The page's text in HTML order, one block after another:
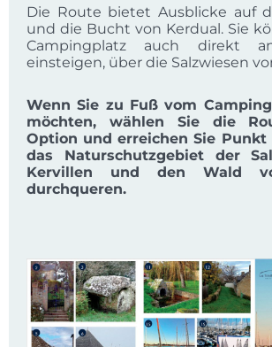
Die Route bietet Ausblicke auf
und die Bucht von Kerdual. Sie
Campingplatz auch direkt
einsteigen, über die Salzwiesen
Wenn Sie zu Fuß vom
möchten, wählen Sie die
Option und erreichen Sie Punkt
das Naturschutzgebiet der
Kervillen und den Wald
durchqueren.